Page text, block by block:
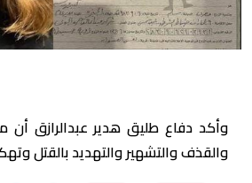
وأكد دفاع طليق هدير عبدالرازق أن
والقذف والتشهير والتهديد بالقتل